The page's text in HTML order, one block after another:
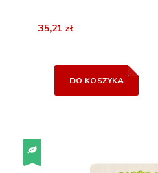
35,21 zł
DO KOSZYKA